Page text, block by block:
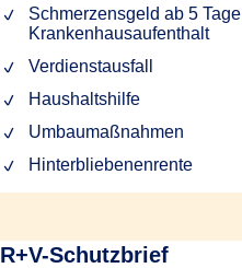
Schmerzensgeld ab 5
Krankenhausaufenthalt
Verdienstausfall
Haushaltshilfe
Umbaumaßnahmen
Hinterbliebenenrente
R+V-Schutzbrief